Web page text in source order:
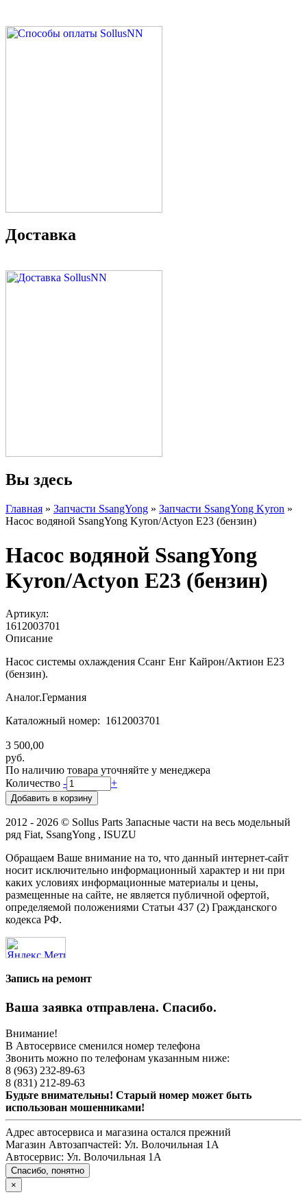
Доставка
Вы здесь
Главная » Запчасти SsangYong » Запчасти SsangYong Kyron »
Насос водяной SsangYong Kyron/Actyon E23 (бензин)
Насос водяной SsangYong
Kyron/Actyon E23 (бензин)
Previous
Артикул:
1612003701
Описание
Насос системы охлаждения Ссанг Енг Кайрон/Актион E23
(бензин).
Аналог.Германия
Каталожный номер: 1612003701
3 500,00
руб.
По наличию товара уточняйте у менеджера
Количество - +
2012 - 2026 © Sollus Parts Запасные части на весь модельный
ряд Fiat, SsangYong , ISUZU
Обращаем Ваше внимание на то, что данный интернет-сайт
носит исключительно информационный характер и ни при
каких условиях информационные материалы и цены,
размещенные на сайте, не является публичной офертой,
определяемой положениями Статьи 437 (2) Гражданского
кодекса РФ.
Запись на ремонт
Ваша заявка отправлена. Спасибо.
Внимание!
В Автосервисе сменился номер телефона
Звонить можно по телефонам указанным ниже:
8 (963) 232-89-63
8 (831) 212-89-63
Будьте внимательны! Старый номер может быть
использован мошенниками!
Адрес автосервиса и магазина остался прежний
Магазин Автозапчастей: Ул. Волочильная 1А
Автосервис: Ул. Волочильная 1А
Спасибо, понятно
×